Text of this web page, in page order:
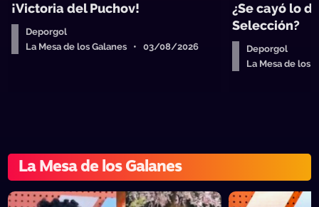
¡Victoria del Puchov!
Deporgol
La Mesa de los Galanes • 03/08/2026
¿Se cayó lo
Selección?
Deporgol
La Mesa de los
La Mesa de los Galanes